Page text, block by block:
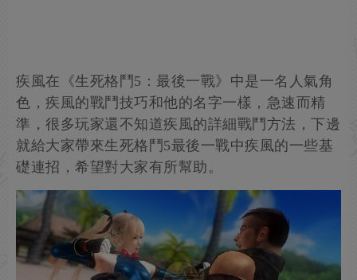
疾風在《生死格鬥5：最後一戰》中是一名人氣角
色，疾風的戰鬥技巧和他的名字一樣，急速而精
準，很多玩家還不知道疾風的詳細戰鬥方法，下邊
就給大家帶來生死格鬥5最後一戰中疾風的一些基
礎連招，希望對大家有所幫助。